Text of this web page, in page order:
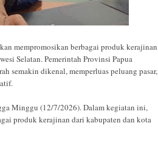
mempromosikan berbagai produk kerajinan
Selatan. Pemerintah Provinsi Papua
semakin dikenal, memperluas peluang pasar,
Minggu (12/7/2026). Dalam kegiatan ini,
produk kerajinan dari kabupaten dan kota